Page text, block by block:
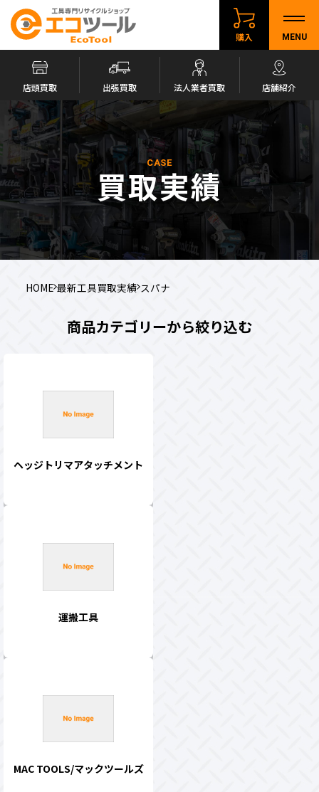
購入 MENU
店頭買取 出張買取 法人業者買取 店舗紹介
CASE
買取実績
HOME 最新工具買取実績 スパナ
商品カテゴリーから絞り込む
ヘッジトリマアタッチメント
運搬工具
MAC TOOLS/マックツールズ